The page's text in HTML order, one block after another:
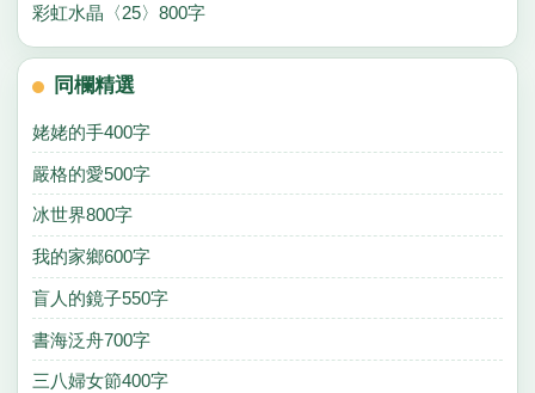
彩虹水晶〈25〉800字
同欄精選
姥姥的手400字
嚴格的愛500字
冰世界800字
我的家鄉600字
盲人的鏡子550字
書海泛舟700字
三八婦女節400字